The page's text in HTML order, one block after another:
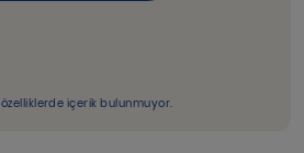
içerik bulunmuyor.